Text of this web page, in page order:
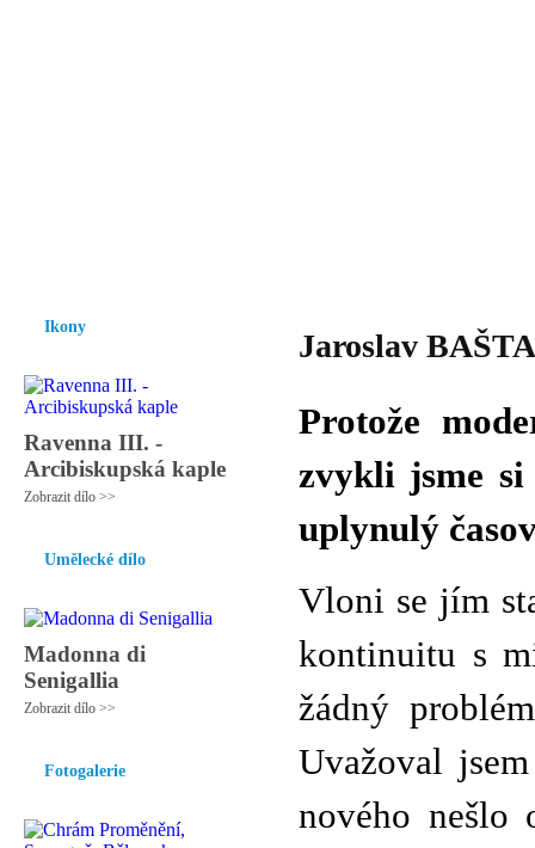
Ikony
Ravenna III. -
Arcibiskupská kaple
Zobrazit dílo >>
Umělecké dílo
Madonna di
Senigallia
Zobrazit dílo >>
Fotogalerie
Jaroslav
Protože
zvykli jsme
uplynulý
Vloni se jím
kontinuitu s
žádný
Uvažoval
nového nešlo